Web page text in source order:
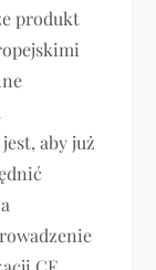
produkt
aby już